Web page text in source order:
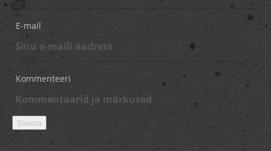
E-mail
Kommenteeri